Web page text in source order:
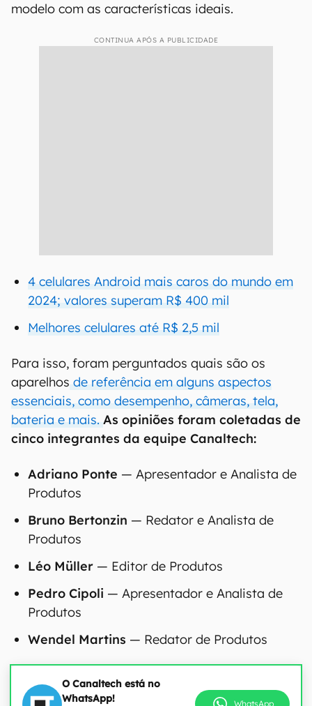
modelo com as características ideais.
CONTINUA APÓS A PUBLICIDADE
4 celulares Android mais caros do mundo em
2024; valores superam R$ 400 mil
Melhores celulares até R$ 2,5 mil
Para isso, foram perguntados quais são os
aparelhos de referência em alguns aspectos
essenciais, como desempenho, câmeras, tela,
bateria e mais. As opiniões foram coletadas de
cinco integrantes da equipe Canaltech:
Adriano Ponte — Apresentador e Analista de
Produtos
Bruno Bertonzin — Redator e Analista de
Produtos
Léo Müller — Editor de Produtos
Pedro Cipoli — Apresentador e Analista de
Produtos
Wendel Martins — Redator de Produtos
O Canaltech está no
WhatsApp!
WhatsApp